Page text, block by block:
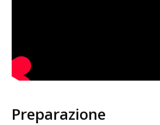
Preparazione